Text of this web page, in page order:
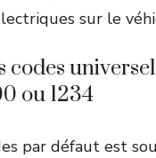
sur le
codes
ou 1234
par défaut est